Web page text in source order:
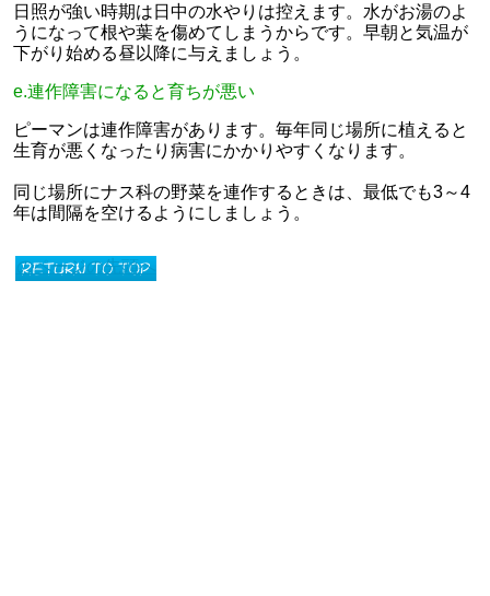
日照が強い時期は日中の水やりは控えます。水がお湯のよ
うになって根や葉を傷めてしまうからです。早朝と気温が
下がり始める昼以降に与えましょう。
e.連作障害になると育ちが悪い
ピーマンは連作障害があります。毎年同じ場所に植えると
生育が悪くなったり病害にかかりやすくなります。
同じ場所にナス科の野菜を連作するときは、最低でも3～4
年は間隔を空けるようにしましょう。
のページの先頭へ